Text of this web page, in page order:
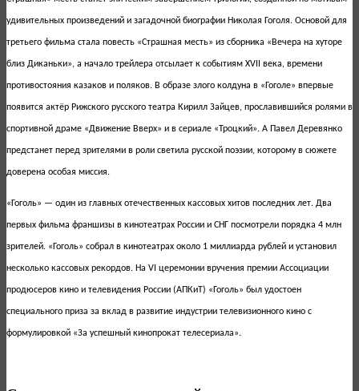
удивительных произведений и загадочной биографии Николая Гоголя. Основой для
третьего фильма стала повесть «Страшная месть» из сборника «Вечера на хуторе
близ Диканьки», а начало трейлера отсылает к событиям XVII века, времени
противостояния казаков и поляков. В образе злого колдуна в «Гоголе» впервые
появится актёр Рижского русского театра Кирилл Зайцев, прославившийся ролями в
спортивной драме «Движение Вверх» и в сериале «Троцкий». А Павел Деревянко
предстанет перед зрителями в роли светила русской поэзии, которому в сюжете
доверена особая миссия.
«Гоголь» — один из главных отечественных кассовых хитов последних лет. Два
первых фильма франшизы в кинотеатрах России и СНГ посмотрели порядка 4 млн
зрителей. «Гоголь» собрал в кинотеатрах около 1 миллиарда рублей и установил
несколько кассовых рекордов. На VI церемонии вручения премии Ассоциации
продюсеров кино и телевидения России (АПКиТ) «Гоголь» был удостоен
специального приза за вклад в развитие индустрии телевизионного кино с
формулировкой «За успешный кинопрокат телесериала».